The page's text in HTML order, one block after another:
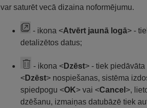
var saturēt vecā dizaina noformējumu.
- ikona <Atvērt jaunā logā> -
detalizētos datus;
- ikona <Dzēst> - tiek
<Dzēst> nospiešanas, sistēma
spiedpogu <OK> vai <Cancel >,
dzēšanu, izmaiņas datubāzē tiek